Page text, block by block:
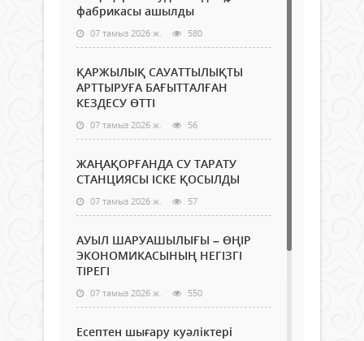
фабрикасы ашылды
07 тамыз 2026 ж. 580
ҚАРЖЫЛЫҚ САУАТТЫЛЫҚТЫ
АРТТЫРУҒА БАҒЫТТАЛҒАН
КЕЗДЕСУ ӨТТІ
07 тамыз 2026 ж. 56
ЖАҢАҚОРҒАНДА СУ ТАРАТУ
СТАНЦИЯСЫ ІСКЕ ҚОСЫЛДЫ
07 тамыз 2026 ж. 57
АУЫЛ ШАРУАШЫЛЫҒЫ – ӨҢІР
ЭКОНОМИКАСЫНЫҢ НЕГІЗГІ
ТІРЕГІ
07 тамыз 2026 ж. 550
Есептен шығару куәліктері